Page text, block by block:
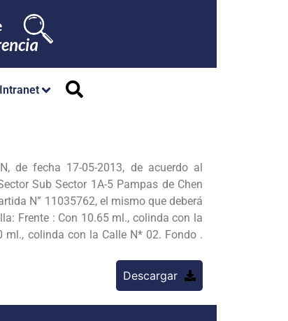
Intranet
de fecha 17-05-2013, de acuerdo al
Sub Sector 1A-5 Pampas de Chen
N” 11035762, el mismo que deberá
Frente : Con 10.65 ml., colinda con la
ml., colinda con la Calle N* 02. Fondo .
Descargar